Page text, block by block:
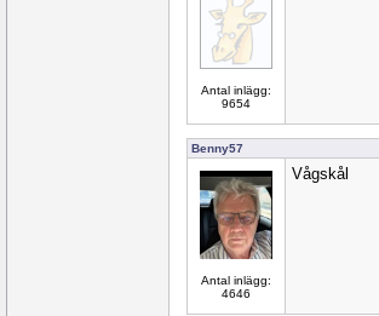
Antal inlägg:
9654
Benny57
Antal inlägg:
4646
Vågskål